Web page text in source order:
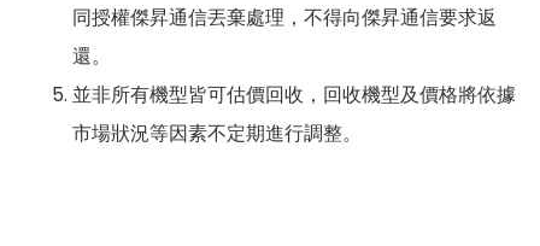
同授權傑昇通信丟棄處理，不得向傑昇通信要求返
還。
並非所有機型皆可估價回收，回收機型及價格將依據
市場狀況等因素不定期進行調整。